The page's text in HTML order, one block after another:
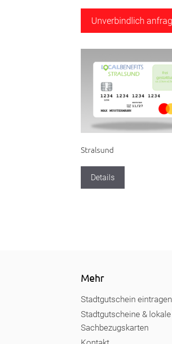
Stralsund
Details
Mehr
Stadtgutschein eintragen
Stadtgutscheine & lokale
Sachbezugskarten